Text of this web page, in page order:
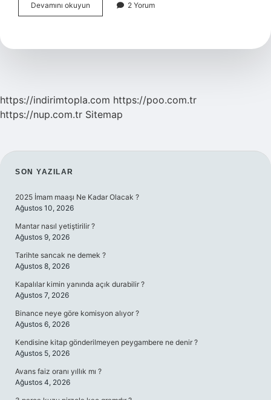
Devamını okuyun
feda
nedir
2 Yorum
https://indirimtopla.com https://poo.com.tr
https://nup.com.tr Sitemap
SIDEBAR
SON YAZILAR
2025 İmam maaşı Ne Kadar Olacak ?
Ağustos 10, 2026
Mantar nasıl yetiştirilir ?
Ağustos 9, 2026
Tarihte sancak ne demek ?
Ağustos 8, 2026
Kapalılar kimin yanında açık durabilir ?
Ağustos 7, 2026
Binance neye göre komisyon alıyor ?
Ağustos 6, 2026
Kendisine kitap gönderilmeyen peygambere ne denir ?
Ağustos 5, 2026
Avans faiz oranı yıllık mı ?
Ağustos 4, 2026